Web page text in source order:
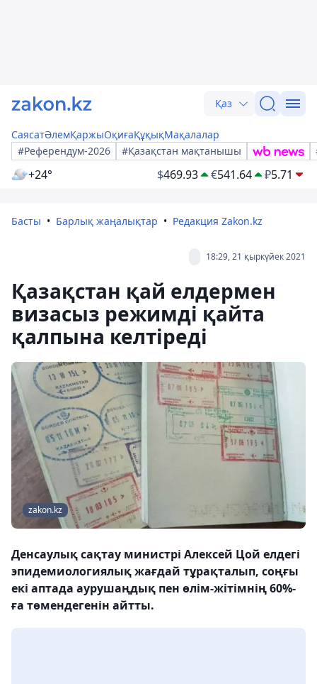
Қаз
СаясатӘлемҚаржыОқиғаҚұқықМақалалар
#Референдум-2026
#Қазақстан мақтанышы
+24° $469.93 €541.64 ₽5.71
Басты Барлық жаңалықтар Редакция Zakon.kz
18:29, 21 қыркүйек 2021
Қазақстан қай елдермен
визасыз режимді қайта
қалпына келтіреді
zakon.kz
Денсаулық сақтау министрі Алексей Цой елдегі
эпидемиологиялық жағдай тұрақталып, соңғы
екі аптада аурушаңдық пен өлім-жітімнің 60%-
ға төмендегенін айтты.